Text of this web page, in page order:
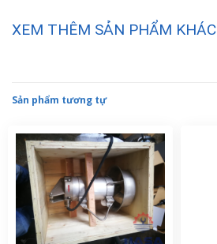
XEM THÊM SẢN PHẨM KHÁC
Sản phẩm tương tự